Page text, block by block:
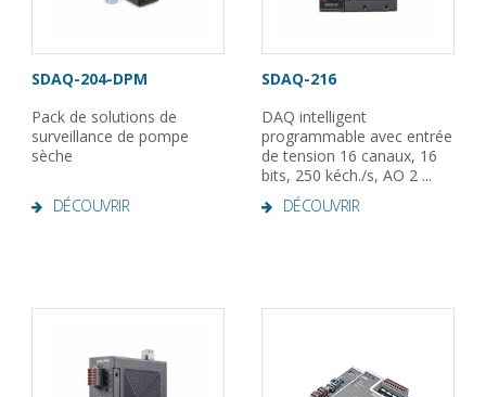
SDAQ-204-DPM
Pack de solutions de
surveillance de pompe
sèche
DÉCOUVRIR
SDAQ-216
DAQ intelligent
programmable avec entrée
de tension 16 canaux, 16
bits, 250 kéch./s, AO 2 ...
DÉCOUVRIR